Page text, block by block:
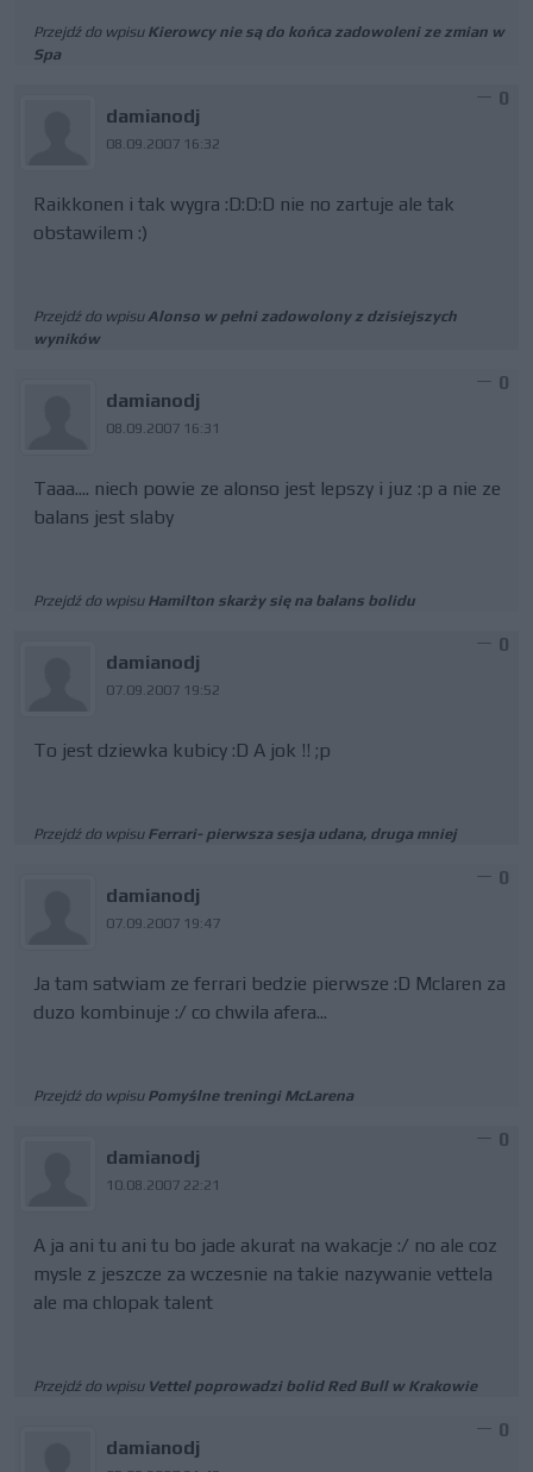
Przejdź do wpisu Kierowcy nie są do końca zadowoleni ze zmian w
Spa
damianodj
08.09.2007 16:32
0
Raikkonen i tak wygra :D:D:D nie no zartuje ale tak
obstawilem :)
Przejdź do wpisuAlonso w pełni zadowolony z dzisiejszych
wyników
damianodj
08.09.2007 16:31
0
Taaa.... niech powie ze alonso jest lepszy i juz :p a nie ze
balans jest slaby
Przejdź do wpisu Hamilton skarży się na balans bolidu
damianodj
07.09.2007 19:52
0
To jest dziewka kubicy :D A jok !! ;p
Przejdź do wpisu Ferrari- pierwsza sesja udana, druga mniej
damianodj
07.09.2007 19:47
0
Ja tam satwiam ze ferrari bedzie pierwsze :D Mclaren za
duzo kombinuje :/ co chwila afera...
Przejdź do wpisu Pomyślne treningi McLarena
damianodj
10.08.2007 22:21
0
A ja ani tu ani tu bo jade akurat na wakacje :/ no ale coz
mysle z jeszcze za wczesnie na takie nazywanie vettela
ale ma chlopak talent
Przejdź do wpisu Vettel poprowadzi bolid Red Bull w Krakowie
damianodj
0